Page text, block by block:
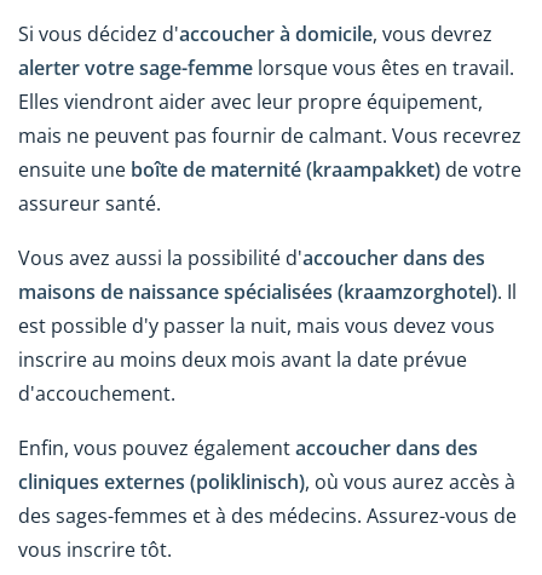
Si vous décidez d'accoucher à domicile, vous devrez
alerter votre sage-femme lorsque vous êtes en travail.
Elles viendront aider avec leur propre équipement,
mais ne peuvent pas fournir de calmant. Vous recevrez
ensuite une boîte de maternité (kraampakket) de votre
assureur santé.
Vous avez aussi la possibilité d'accoucher dans des
maisons de naissance spécialisées (kraamzorghotel). Il
est possible d'y passer la nuit, mais vous devez vous
inscrire au moins deux mois avant la date prévue
d'accouchement.
Enfin, vous pouvez égalementaccoucher dans des
cliniques externes (poliklinisch), où vous aurez accès à
des sages-femmes et à des médecins. Assurez-vous de
vous inscrire tôt.